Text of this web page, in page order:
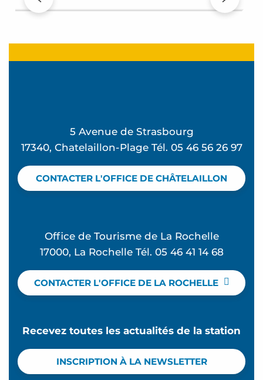
5 Avenue de Strasbourg
17340, Chatelaillon-Plage Tél. 05 46 56 26 97
CONTACTER L'OFFICE DE CHÂTELAILLON
Office de Tourisme de La Rochelle
17000, La Rochelle Tél. 05 46 41 14 68
CONTACTER L'OFFICE DE LA ROCHELLE
Recevez toutes les actualités de la station
INSCRIPTION À LA NEWSLETTER